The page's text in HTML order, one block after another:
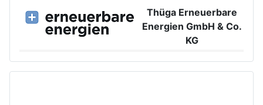
Thüga Erneuerbare
Energien GmbH & Co.
KG
www.ee.thuega.de